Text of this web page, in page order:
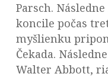
Parsch.
koncile počas
myšlienku
Čekada.
Walter Abbott,